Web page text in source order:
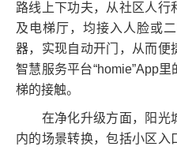
路线上下功夫，从社区人行
及电梯厅，均接入人脸或
器，实现自动开门，从而便
智慧服务平台“homie”App
梯的接触。
在净化升级方面，阳光
内的场景转换，包括小区入